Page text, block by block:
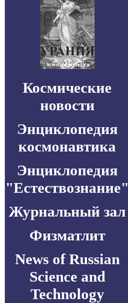
Космические
новости
Энциклопедия
космонавтика
Энциклопедия
"Естествознание"
Журнальный зал
Физматлит
News of Russian
Science and
Technology